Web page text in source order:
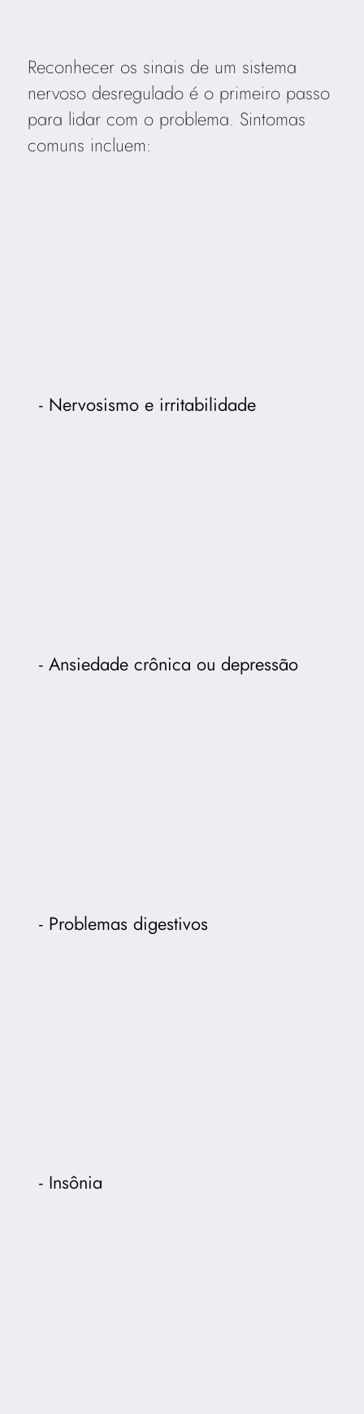
Reconhecer os sinais de um sistema
nervoso desregulado é o primeiro passo
para lidar com o problema. Sintomas
comuns incluem:
Nervosismo e irritabilidade
Ansiedade crônica ou depressão
Problemas digestivos
Insônia